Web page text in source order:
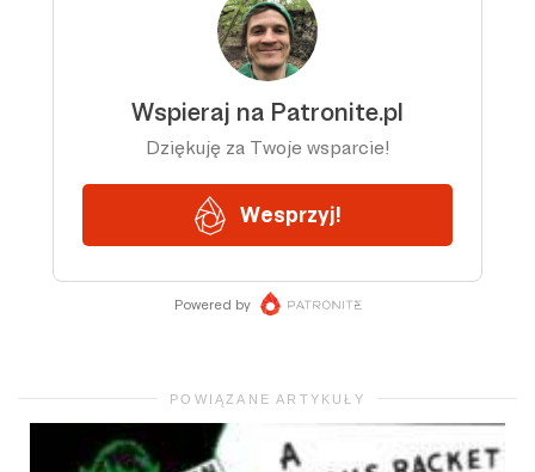
POWIĄZANE ARTYKUŁY